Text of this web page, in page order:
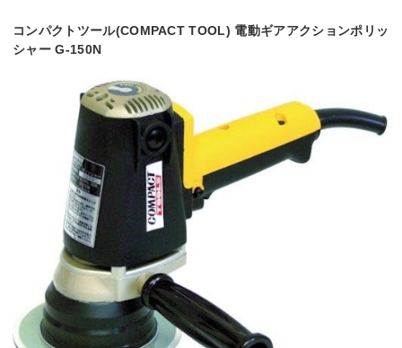
コンパクトツール(COMPACT TOOL) 電動ギアアクションポリッ
シャー G-150N